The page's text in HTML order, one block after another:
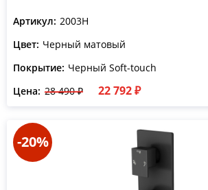
Артикул: 2003H
Цвет: Черный матовый
Покрытие: Черный Soft-touch
Цена: 28 490 ₽ 22 792 ₽
-20%